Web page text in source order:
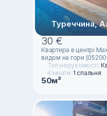
Туреччина,
30 €
Квартира в центрі
видом на гори
Тип нерухомості:
Кімнати: 1 спальня
50м²